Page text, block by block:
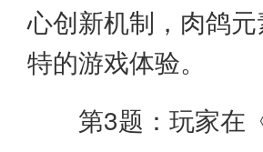
心创新机制，肉鸽
特的游戏体验。
第3题：玩家在